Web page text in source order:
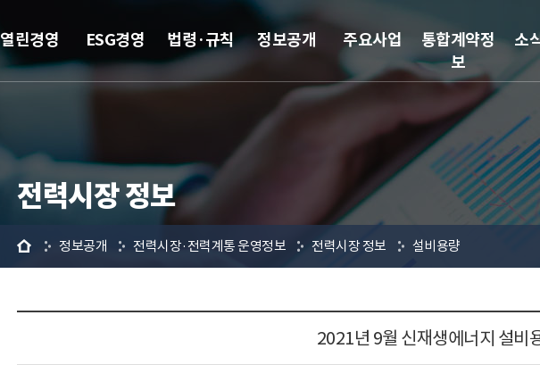
열린경영 ESG경영 법령·규칙 정보공개 주요사업
통합계약정
보
소
전력시장 정보
홈 정보공개 전력시장·전력계통 운영정보 전력시장 정보 설비용량
2021년 9월 신재생에너지 설비